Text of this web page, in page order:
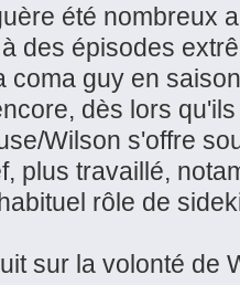
été nombreux
des épisodes
coma guy en
dès lors
Wilson s'offre
plus travaillé,
rôle de
sur la volonté de